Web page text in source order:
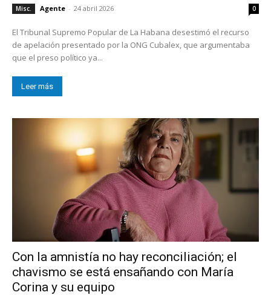
Misc. Agente - 24 abril 2026 0
El Tribunal Supremo Popular de La Habana desestimó el recurso
de apelación presentado por la ONG Cubalex, que argumentaba
que el preso político ya...
Leer más
Con la amnistía no hay reconciliación; el
chavismo se está ensañando con María
Corina y su equipo